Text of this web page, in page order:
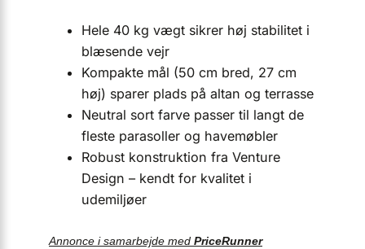
Hele 40 kg vægt sikrer høj stabilitet i
blæsende vejr
Kompakte mål (50 cm bred, 27 cm
høj) sparer plads på altan og terrasse
Neutral sort farve passer til langt de
fleste parasoller og havemøbler
Robust konstruktion fra Venture
Design – kendt for kvalitet i
udemiljøer
Annonce i samarbejde med PriceRunner